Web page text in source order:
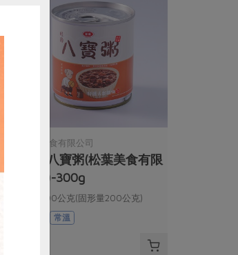
松葉美食有限公司
桂圓八寶粥(松葉美食有限
公司)-300g
淨重300公克(固形量200公克)
常溫